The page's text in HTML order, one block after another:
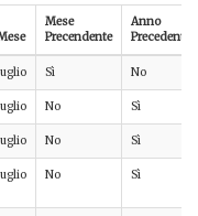
Mese
Precendente
Anno
Precedente
Sì No
No Sì
No Sì
No Sì